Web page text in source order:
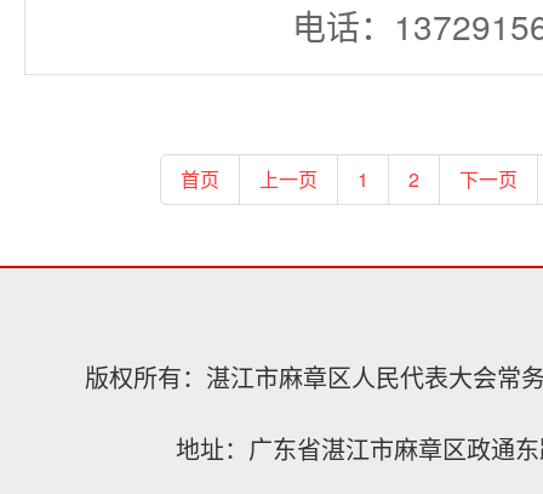
电话：
首页 上一页 1 2 下一页
版权所有：湛江市麻章区人民代表大会常
地址：广东省湛江市麻章区政通